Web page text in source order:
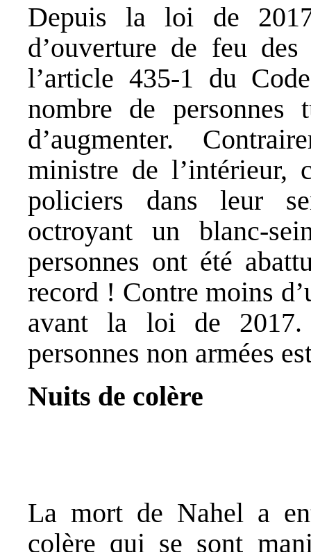
Depuis la loi de
d’ouverture de feu
l’article 435-1 du
nombre de
d’augmenter.
ministre de l’intérieur,
policiers dans leur
octroyant un blanc-
personnes ont été
record ! Contre moins
avant la loi de
personnes non armées
Nuits de colère
La mort de Nahel a
colère qui se sont